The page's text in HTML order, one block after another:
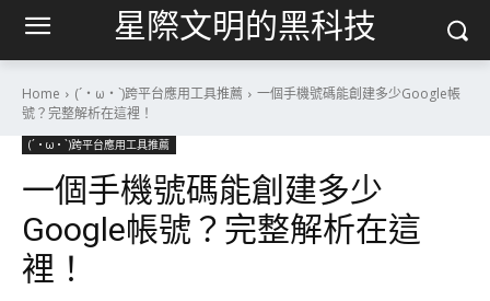
星際文明的黑科技
Home (´・ω・`)跨平台應用工具推薦
一個手機號碼能創建多少Google帳
號？完整解析在這裡！
(´・ω・`)跨平台應用工具推薦
一個手機號碼能創建多少
Google帳號？完整解析在這
裡！